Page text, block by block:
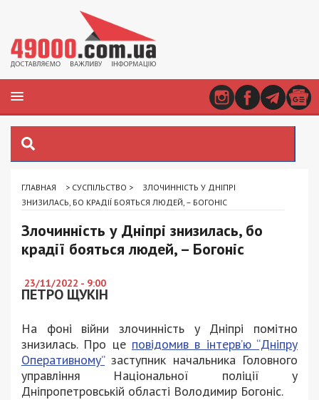
ГЛАВНАЯ > СУСПІЛЬСТВО >
ЗЛОЧИННІСТЬ У ДНІПРІ
ЗНИЗИЛАСЬ, БО КРАДІЇ БОЯТЬСЯ ЛЮДЕЙ, – БОГОНІС
Злочинність у Дніпрі знизилась, бо
крадії бояться людей, – Богоніс
23/11/2022 - 9:00
ПЕТРО ЩУКІН
На фоні війни злочинність у Дніпрі помітно
знизилась. Про це повідомив в інтерв’ю “Дніпру
Оперативному”заступник начальника Головного
управління Національної поліції у
Дніпропетровській області Володимир Богоніс.